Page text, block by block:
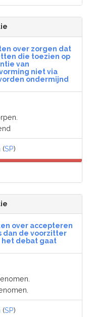
over zorgen dat
die toezien op
van
niet via
ondermijnd
(SP)
over accepteren
dan de voorzitter
het debat gaat
(SP)